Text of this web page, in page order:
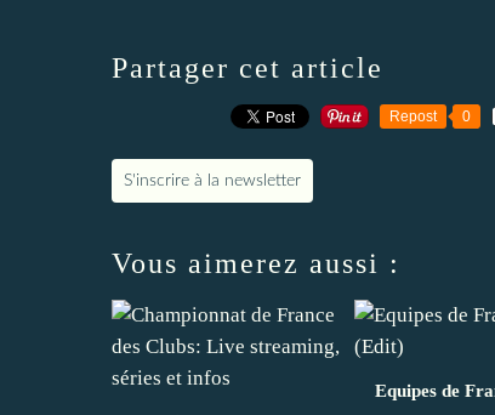
Partager cet article
Repost 0
S'inscrire à la newsletter
Vous aimerez aussi :
Equipes de